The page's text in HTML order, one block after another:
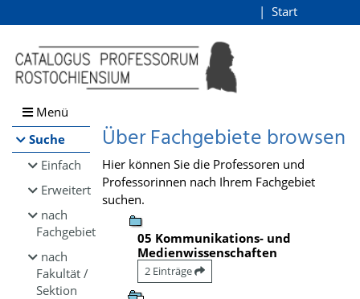
Browsen
direkt zum Inhalt
Start
Menü
Suche
Einfach
Erweitert
nach
Fachgebiet
nach
Fakultät /
Sektion
Über Fachgebiete browsen
Hier können Sie die Professoren und
Professorinnen nach Ihrem Fachgebiet
suchen.
05 Kommunikations- und
Medienwissenschaften
2 Einträge